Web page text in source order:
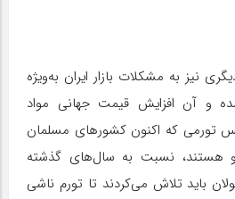
نیز به مشکلات بازار ایران به‌ویژه
و آن افزایش قیمت جهانی مواد
تورمی که اکنون کشورهای مسلمان
هستند، نسبت به سال‌های گذشته
باید تلاش می‌کردند تا تورم ناشی